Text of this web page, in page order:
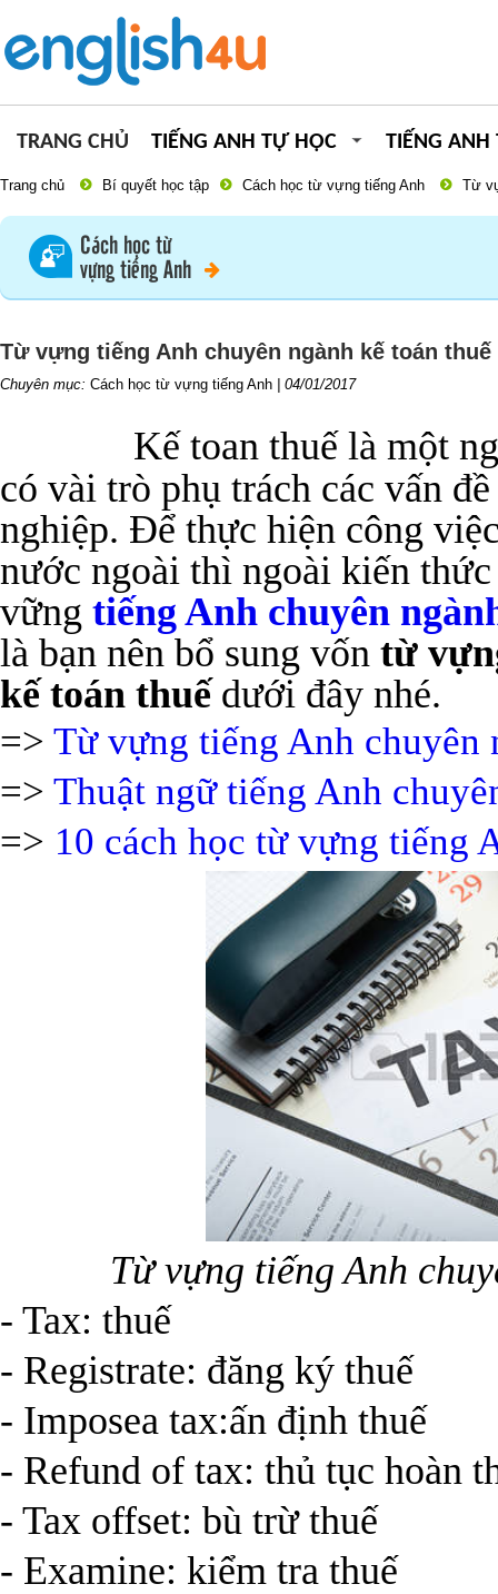
TRANG CHỦ TIẾNG ANH TỰ HỌC TIẾNG ANH
Trang chủ Bí quyết học tập Cách học từ vựng tiếng Anh Từ
Cách học từ
vựng tiếng Anh
Từ vựng tiếng Anh chuyên ngành kế toán thuế
Chuyên mục: Cách học từ vựng tiếng Anh 04/01/2017
Kế toan thuế là một
có vài trò phụ trách các vấn
nghiệp. Để thực hiện công
nước ngoài thì ngoài kiến
vững tiếng Anh chuyên
là bạn nên bổ sung vốn từ
kế toán thuếdưới đây nhé.
=> Từ vựng tiếng Anh chuyên
=> Thuật ngữ tiếng Anh
=> 10 cách học từ vựng tiếng
Từ vựng tiếng Anh
- Tax: thuế
- Registrate: đăng ký thuế
- Imposea tax:ấn định thuế
- Refund of tax: thủ tục hoàn
- Tax offset: bù trừ thuế
- Examine: kiểm tra thuế